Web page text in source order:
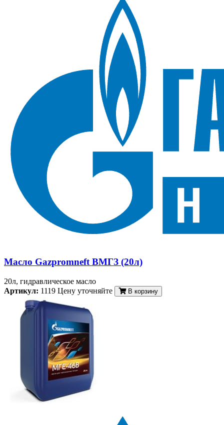
Масло Gazpromneft ВМГЗ (20л)
20л, гидравлическое масло
Артикул: 1119 Цену уточняйте В корзину